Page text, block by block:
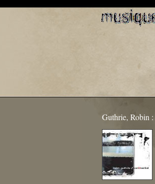
Guthrie, Robin :